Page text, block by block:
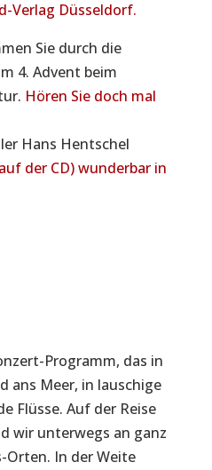
Verlag Düsseldorf.
Sie durch die
4. Advent beim
Hören Sie doch mal
Hans Hentschel
der CD) wunderbar in
Programm, das in
ans Meer, in lauschige
Flüsse. Auf der Reise
wir unterwegs an ganz
Orten. In der Weite